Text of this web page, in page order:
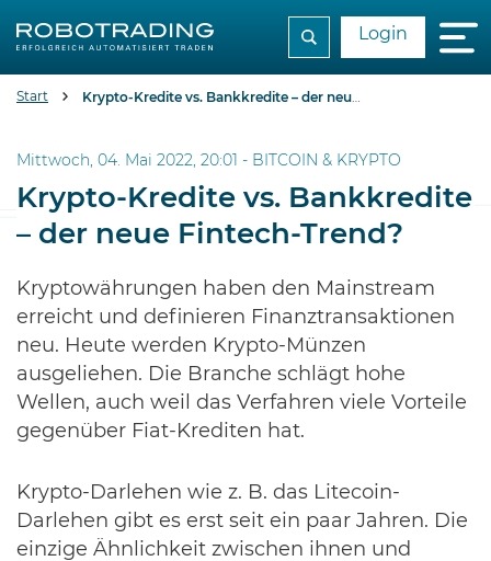
Login
Start Krypto-Kredite vs. Bankkredite – der neue Fintech-Trend?
Mittwoch, 04. Mai 2022, 20:01 - BITCOIN & KRYPTO
Krypto-Kredite vs. Bankkredite
– der neue Fintech-Trend?
Kryptowährungen haben den Mainstream
erreicht und definieren Finanztransaktionen
neu. Heute werden Krypto-Münzen
ausgeliehen. Die Branche schlägt hohe
Wellen, auch weil das Verfahren viele Vorteile
gegenüber Fiat-Krediten hat.
Krypto-Darlehen wie z. B. das Litecoin-
Darlehen gibt es erst seit ein paar Jahren. Die
einzige Ähnlichkeit zwischen ihnen und